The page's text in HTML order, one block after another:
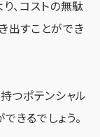
、コストの無駄
出すことができ
つポテンシャル
きるでしょう。